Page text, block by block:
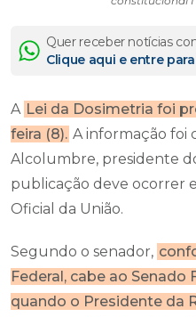
Quer receber notícias
Clique aqui e entre
A Lei da Dosimetria foi
feira (8). A informação foi
Alcolumbre, presidente
publicação deve ocorrer
Oficial da União.
Segundo o senador,
Federal, cabe ao Senado
quando o Presidente da